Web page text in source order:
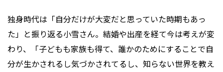
独身時代は「自分だけが大変だと思っていた時期もあっ
た」と振り返る小雪さん。結婚や出産を経て今は考えが変
わり、「子どもも家族も得て、誰かのためにすることで自
分が生かされるし気づかされてるし、知らない世界を教え